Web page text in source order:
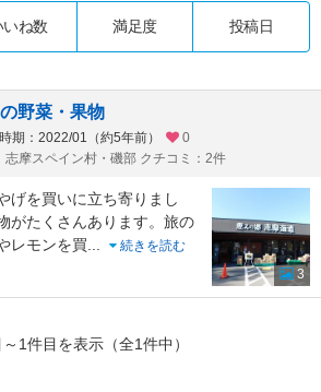
いね数 満足度 投稿日
野菜・果物
期：2022/01（約5年前）
0
志摩スペイン村・磯部 クチコミ：2件
げを買いに立ち寄りまし
がたくさんあります。旅の
レモンを買...
続きを読む
3
1件目を表示（全1件中）